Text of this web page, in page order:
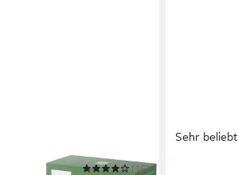
(16)
Sehr beliebt